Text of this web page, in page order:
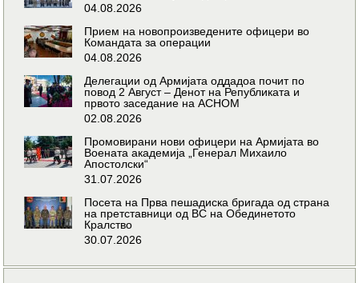
04.08.2026
Прием на новопроизведените офицери во
Командата за операции
04.08.2026
Делегации од Армијата оддадоа почит по
повод 2 Август – Денот на Републиката и
првото заседание на АСНОМ
02.08.2026
Промовирани нови офицери на Армијата во
Воената академија „Генерал Михаило
Апостолски“
31.07.2026
Посета на Прва пешадиска бригада од страна
на претставници од ВС на Обединетото
Кралство
30.07.2026